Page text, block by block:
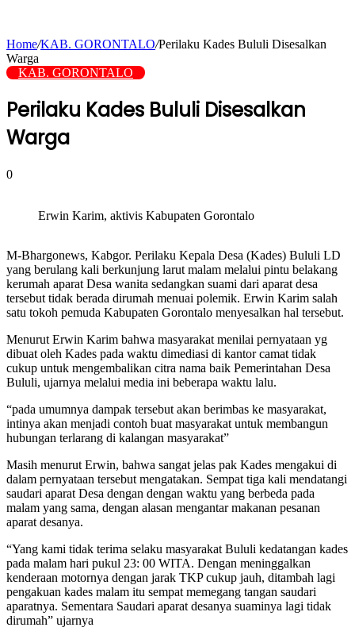
Home/KAB. GORONTALO/Perilaku Kades Bululi Disesalkan
Warga
KAB. GORONTALO
Perilaku Kades Bululi Disesalkan
Warga
0
Erwin Karim, aktivis Kabupaten Gorontalo
M-Bhargonews, Kabgor. Perilaku Kepala Desa (Kades) Bululi LD
yang berulang kali berkunjung larut malam melalui pintu belakang
kerumah aparat Desa wanita sedangkan suami dari aparat desa
tersebut tidak berada dirumah menuai polemik. Erwin Karim salah
satu tokoh pemuda Kabupaten Gorontalo menyesalkan hal tersebut.
Menurut Erwin Karim bahwa masyarakat menilai pernyataan yg
dibuat oleh Kades pada waktu dimediasi di kantor camat tidak
cukup untuk mengembalikan citra nama baik Pemerintahan Desa
Bululi, ujarnya melalui media ini beberapa waktu lalu.
“pada umumnya dampak tersebut akan berimbas ke masyarakat,
intinya akan menjadi contoh buat masyarakat untuk membangun
hubungan terlarang di kalangan masyarakat”
Masih menurut Erwin, bahwa sangat jelas pak Kades mengakui di
dalam pernyataan tersebut mengatakan. Sempat tiga kali mendatangi
saudari aparat Desa dengan dengan waktu yang berbeda pada
malam yang sama, dengan alasan mengantar makanan pesanan
aparat desanya.
“Yang kami tidak terima selaku masyarakat Bululi kedatangan kades
pada malam hari pukul 23: 00 WITA. Dengan meninggalkan
kenderaan motornya dengan jarak TKP cukup jauh, ditambah lagi
pengakuan kades malam itu sempat memegang tangan saudari
aparatnya. Sementara Saudari aparat desanya suaminya lagi tidak
dirumah” ujarnya